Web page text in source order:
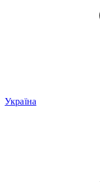
Україна